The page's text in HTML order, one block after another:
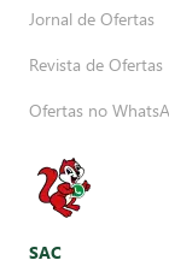
Jornal de Ofertas
Revista de Ofertas
Ofertas no
SAC